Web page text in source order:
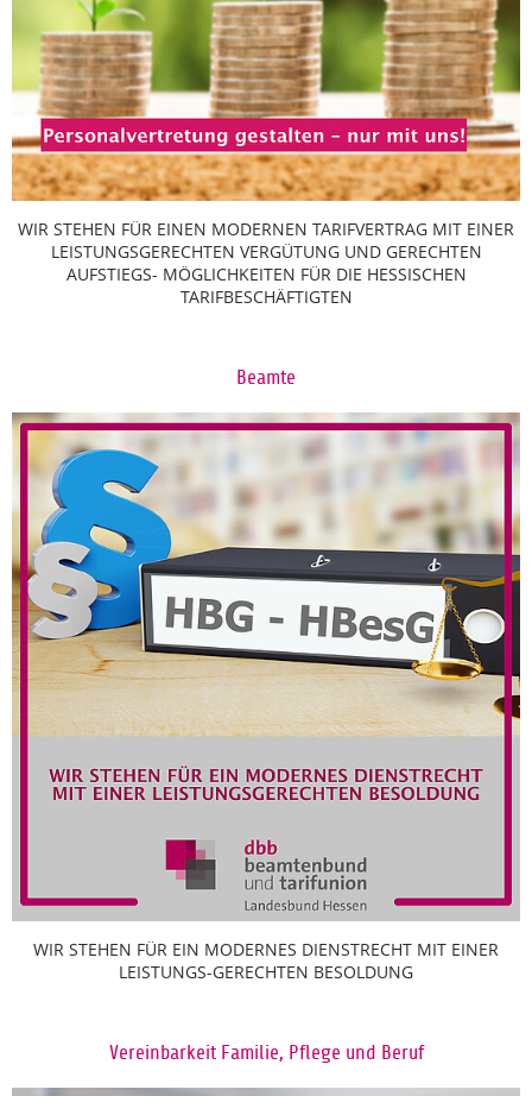
WIR STEHEN FÜR EINEN MODERNEN TARIFVERTRAG MIT EINER
LEISTUNGSGERECHTEN VERGÜTUNG UND GERECHTEN
AUFSTIEGS- MÖGLICHKEITEN FÜR DIE HESSISCHEN
TARIFBESCHÄFTIGTEN
Beamte
WIR STEHEN FÜR EIN MODERNES DIENSTRECHT MIT EINER
LEISTUNGS-GERECHTEN BESOLDUNG
Vereinbarkeit Familie, Pflege und Beruf